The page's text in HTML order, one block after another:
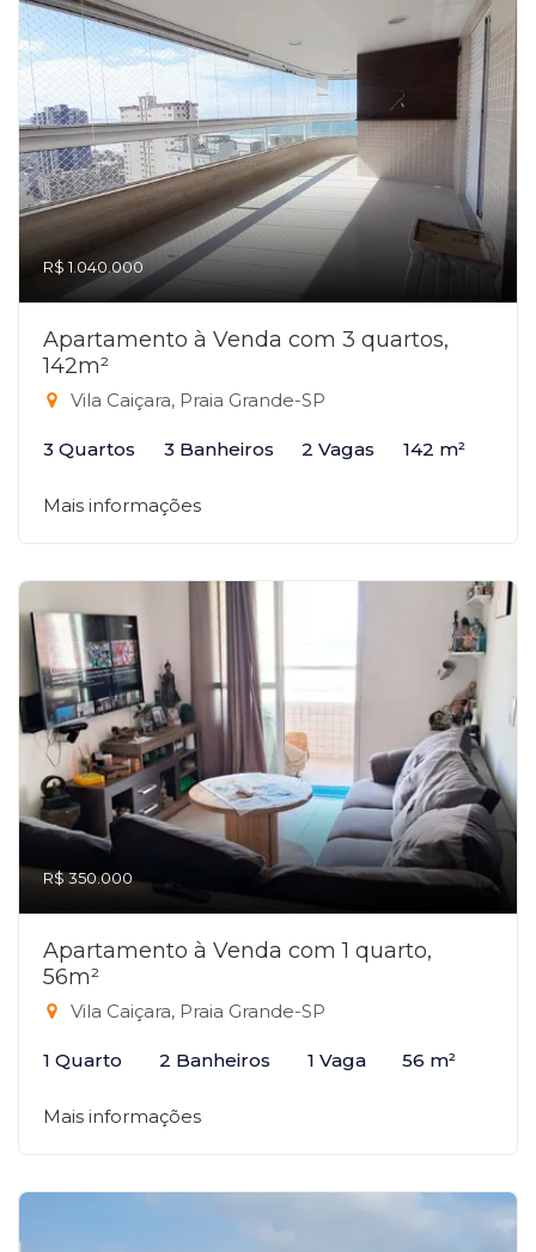
R$ 1.040.000
Apartamento à Venda com 3 quartos,
142m²
Vila Caiçara, Praia Grande-SP
3 Quartos 3 Banheiros 2 Vagas 142 m²
Mais informações
R$ 350.000
Apartamento à Venda com 1 quarto,
56m²
Vila Caiçara, Praia Grande-SP
1 Quarto 2 Banheiros 1 Vaga 56 m²
Mais informações